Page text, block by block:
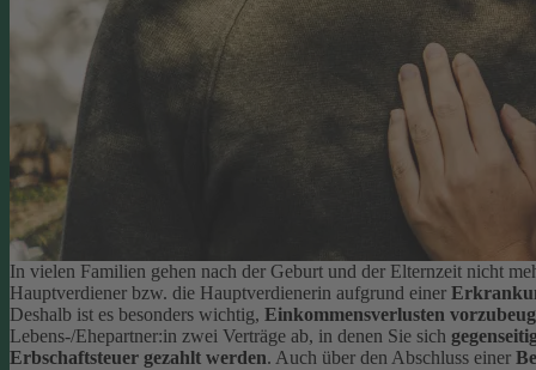
In vielen Familien gehen nach der Geburt und der Elternzeit nicht
Hauptverdiener bzw. die Hauptverdienerin aufgrund einer
Deshalb ist es besonders wichtig, Einkommensverlusten
Lebens-/Ehepartner:in zwei Verträge ab, in denen Sie sich
Erbschaftsteuer gezahlt werden. Auch über den Abschluss einer